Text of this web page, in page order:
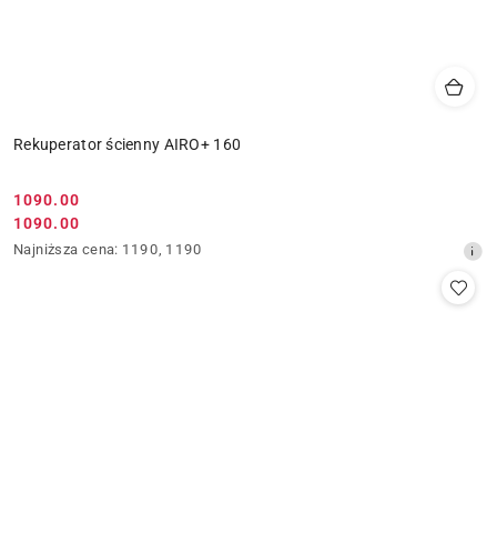
Rekuperator ścienny AIRO+ 160
Cena
promocyjna:
1090.00
Cena
promocyjna:
1090.00
Najniższa
Najniższa cena: 1190, 1190